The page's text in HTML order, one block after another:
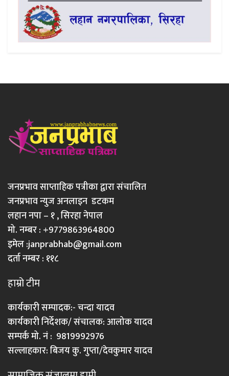
जनप्रभाव साप्ताहिक पत्रीका द्वारा संचालित
जनप्रभाव न्युज अनलाइन डटकम
लहान नपा – १ , सिरहा नेपाल
मो. नम्बर : +9779863964800
इमेल :janprabhab@gmail.com
दर्ता नम्बर : ११८
हाम्रो टीम
कार्यकारी सम्पादक:- चन्दा यादव
कार्यकारी निर्देशक/ संचालक: आलोक यादव
सम्पर्क मो. नं : 9819992976
सल्लाहकार: बिजय कु. गुप्ता/देवकुमार यादव